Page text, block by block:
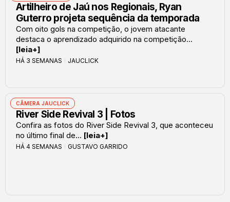
Artilheiro de Jaú nos Regionais, Ryan
Guterro projeta sequência da temporada
Com oito gols na competição, o jovem atacante
destaca o aprendizado adquirido na competição...
[leia+]
HÁ 3 SEMANAS JAUCLICK
CÂMERA JAUCLICK
River Side Revival 3 | Fotos
Confira as fotos do River Side Revival 3, que aconteceu
no último final de... [leia+]
HÁ 4 SEMANAS GUSTAVO GARRIDO